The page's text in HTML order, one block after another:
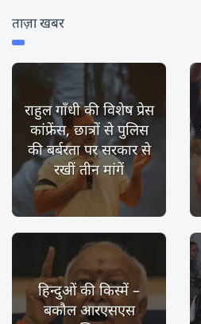
ताज़ा खबर
राहुल गाँधी की विशेष प्रेस
कांफ्रेंस, छात्रों से पुलिस
की बर्बरता पर सरकार से
रखीं तीन मांगें
हिन्दुओं की किस्में –
बकौल आरएसएस